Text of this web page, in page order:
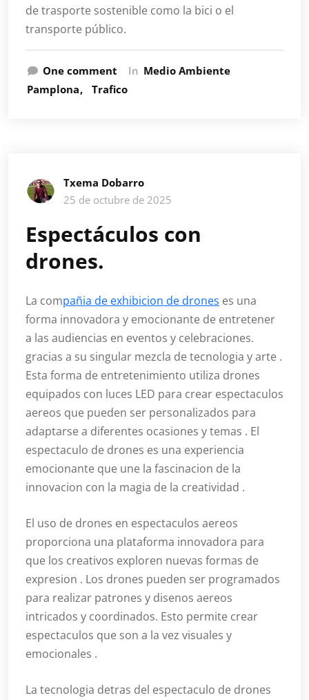
de trasporte sostenible como la bici o el
transporte público.
One comment In Medio Ambiente
Pamplona
Trafico
Txema Dobarro
25 de octubre de 2025
Espectáculos con
drones.
La compañia de exhibicion de drones es una
forma innovadora y emocionante de entretener
a las audiencias en eventos y celebraciones.
gracias a su singular mezcla de tecnologia y arte .
Esta forma de entretenimiento utiliza drones
equipados con luces LED para crear espectaculos
aereos que pueden ser personalizados para
adaptarse a diferentes ocasiones y temas . El
espectaculo de drones es una experiencia
emocionante que une la fascinacion de la
innovacion con la magia de la creatividad .
El uso de drones en espectaculos aereos
proporciona una plataforma innovadora para
que los creativos exploren nuevas formas de
expresion . Los drones pueden ser programados
para realizar patrones y disenos aereos
intricados y coordinados. Esto permite crear
espectaculos que son a la vez visuales y
emocionales .
La tecnologia detras del espectaculo de drones